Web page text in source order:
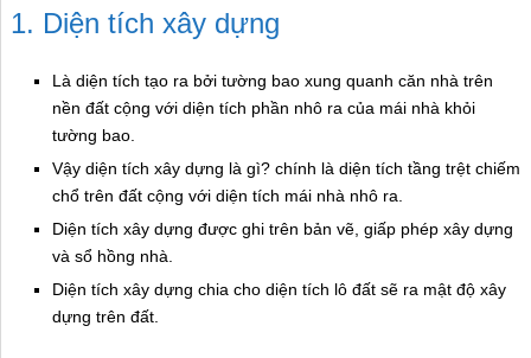
1. Diện tích xây dựng
Là diện tích tạo ra bởi tường bao xung quanh căn nhà trên
nền đất cộng với diện tích phần nhô ra của mái nhà khỏi
tường bao.
Vậy diện tích xây dựng là gì? chính là diện tích tầng trệt chiếm
chổ trên đất cộng với diện tích mái nhà nhô ra.
Diện tích xây dựng được ghi trên bản vẽ, giấp phép xây dựng
và sổ hồng nhà.
Diện tích xây dựng chia cho diện tích lô đất sẽ ra mật độ xây
dựng trên đất.